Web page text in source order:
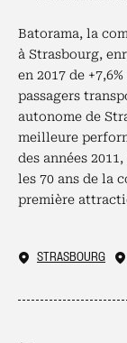
Batorama, la
à Strasbourg,
en 2017 de
passagers
autonome de
meilleure
des années
les 70 ans de la
première
STRASBOURG